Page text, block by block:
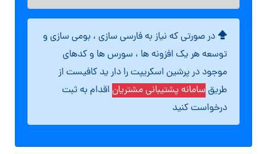
در صورتی که نیاز به فارسی سازی ، بومی سازی و
توسعه هر یک افزونه ها ، سورس ها و کدهای
موجود در پرشین اسکریپت را دار ید کافیست از
طریقسامانه پشتیبانی مشتریاناقدام به ثبت
درخواست کنید